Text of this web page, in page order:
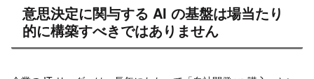
意思決定に関与する AI の基盤は場当たり
的に構築すべきではありません